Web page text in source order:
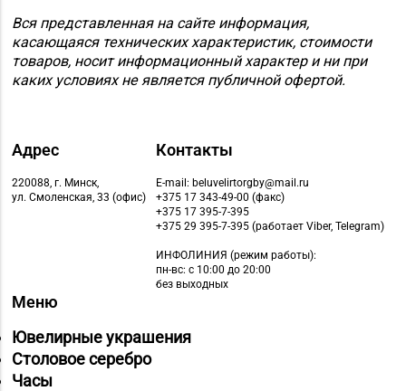
Вся представленная на сайте информация,
касающаяся технических характеристик, стоимости
товаров, носит информационный характер и ни при
каких условиях не является публичной офертой.
Адрес
220088, г. Минск,
ул. Смоленская, 33 (офис)
Контакты
E-mail: beluvelirtorgby@mail.ru
+375 17 343-49-00 (факс)
+375 17 395-7-395
+375 29 395-7-395 (работает Viber, Telegram)
ИНФОЛИНИЯ (режим работы):
пн-вс: с 10:00 до 20:00
без выходных
Меню
Ювелирные украшения
Столовое серебро
Часы